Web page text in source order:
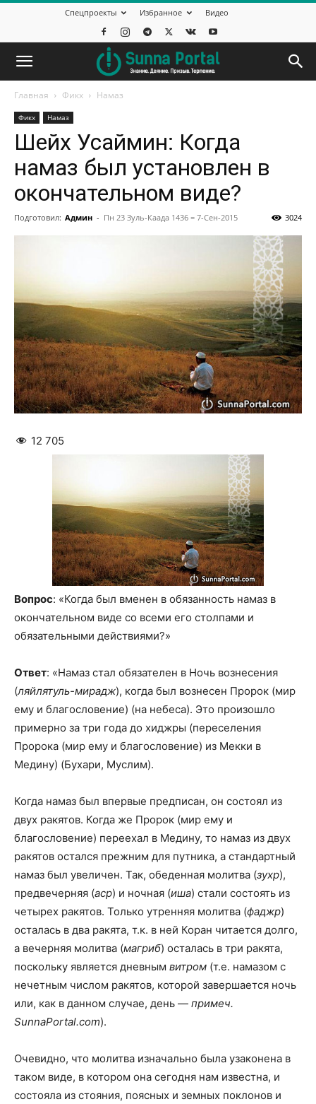
Спецпроекты Избранное Видео
Главная Фикх Намаз
Фикх Намаз
Шейх Усаймин: Когда
намаз был установлен в
окончательном виде?
Подготовил: Админ - Пн 23 Зуль-Каада 1436 = 7-Сен-2015 3024
12 705
Вопрос: «Когда был вменен в обязанность намаз в
окончательном виде со всеми его столпами и
обязательными действиями?»
Ответ: «Намаз стал обязателен в Ночь вознесения
(ляйлятуль-мирадж), когда был вознесен Пророк (мир
ему и благословение) (на небеса). Это произошло
примерно за три года до хиджры (переселения
Пророка (мир ему и благословение) из Мекки в
Медину) (Бухари, Муслим).
Когда намаз был впервые предписан, он состоял из
двух ракятов. Когда же Пророк (мир ему и
благословение) переехал в Медину, то намаз из двух
ракятов остался прежним для путника, а стандартный
намаз был увеличен. Так, обеденная молитва (зухр),
предвечерняя (аср) и ночная (иша) стали состоять из
четырех ракятов. Только утренняя молитва (фаджр)
осталась в два ракята, т.к. в ней Коран читается долго,
а вечерняя молитва (магриб) осталась в три ракята,
поскольку является дневным витром (т.е. намазом с
нечетным числом ракятов, которой завершается ночь
или, как в данном случае, день — примеч.
SunnaPortal.com).
Очевидно, что молитва изначально была узаконена в
таком виде, в котором она сегодня нам известна, и
состояла из стояния, поясных и земных поклонов и